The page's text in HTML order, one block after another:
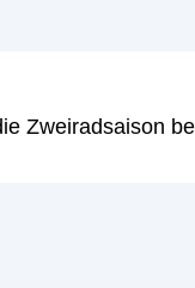
Zweiradsaison